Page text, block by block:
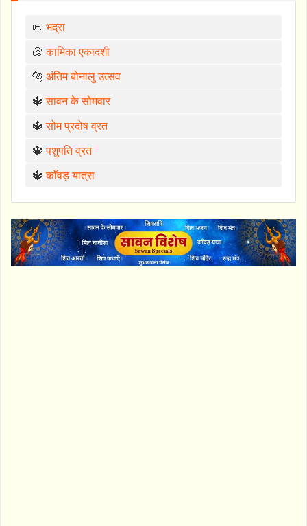
📜 भद्रा
🐚कामिका एकादशी
🐅 अंतिम बोनालु उत्सव
🔱सावन के सोमवार
🔱सोम प्रदोष व्रत
🔱पशुपति व्रत
🔱काँवड़ यात्रा